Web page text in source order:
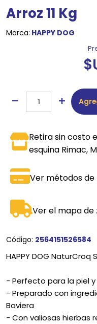
Arroz 11 Kg
Marca: HAPPY DOG
Retira sin costo
esquina Rimac,
Ver métodos de
Ver el mapa de
Código: 2564151526584
HAPPY DOG NaturCroq
- Perfecto para la piel
- Preparado con
Baviera
- Con valiosas hierbas